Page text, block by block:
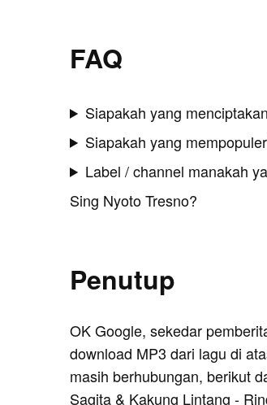
FAQ
Siapakah yang
Siapakah yang
Label / channel manakah
Sing Nyoto Tresno?
Penutup
OK Google, sekedar
download MP3 dari lagu di
masih berhubungan, berikut
Sagita & Kakung Lintang -